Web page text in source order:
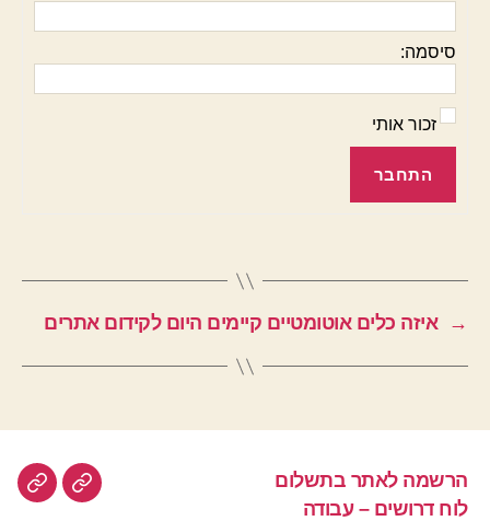
סיסמה:
זכור אותי
התחבר
→ איזה כלים אוטומטיים קיימים היום לקידום אתרים
הרשמה לאתר בתשלום
לוח דרושים – עבודה
הרשמה
לוח